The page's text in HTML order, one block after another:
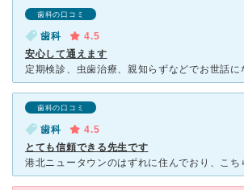
歯科の口コミ
歯科
4.5
安心して通えます
歯科の口コミ
歯科
4.5
とても信頼できる先生です